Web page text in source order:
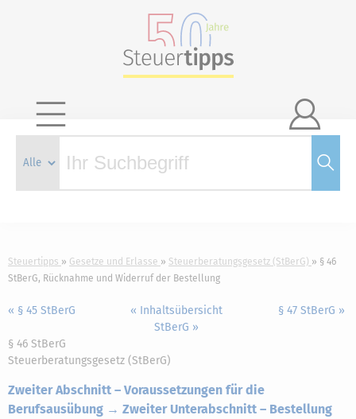

Steuertipps Gesetze und Erlasse Steuerberatungsgesetz (StBerG)
§ 46
StBerG, Rücknahme und Widerruf der Bestellung
« § 45 StBerG
« Inhaltsübersicht
StBerG »
§ 47 StBerG »
§ 46 StBerG
Steuerberatungsgesetz (StBerG)
Zweiter Abschnitt – Voraussetzungen für die
Berufsausübung → Zweiter Unterabschnitt – Bestellung